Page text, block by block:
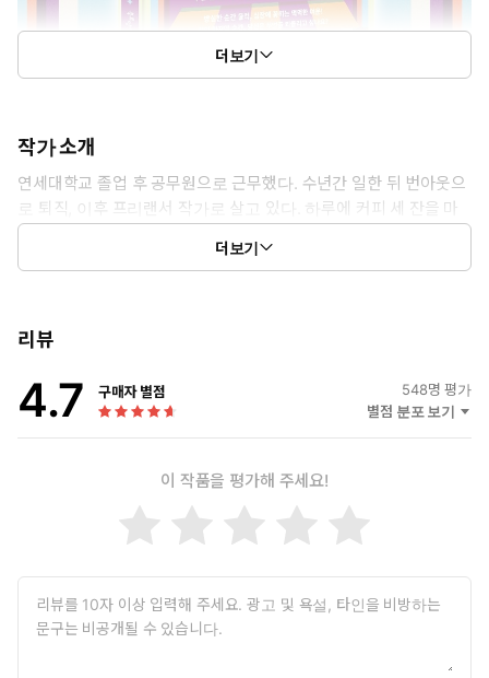
더보기
작가 소개
연세대학교 졸업 후 공무원으로 근무했다. 수년간 일한 뒤 번아웃으
로 퇴직, 이후 프리랜서 작가로 살고 있다. 하루에 커피 세 잔을 마
시면서 작업실에 앉아 글을 쓰거나 책을 읽는다. 털짐승과 인형을 좋
더보기
리뷰
4.7 구매자 별점 548명 평가
별점 분포 보기
이 작품을 평가해 주세요!